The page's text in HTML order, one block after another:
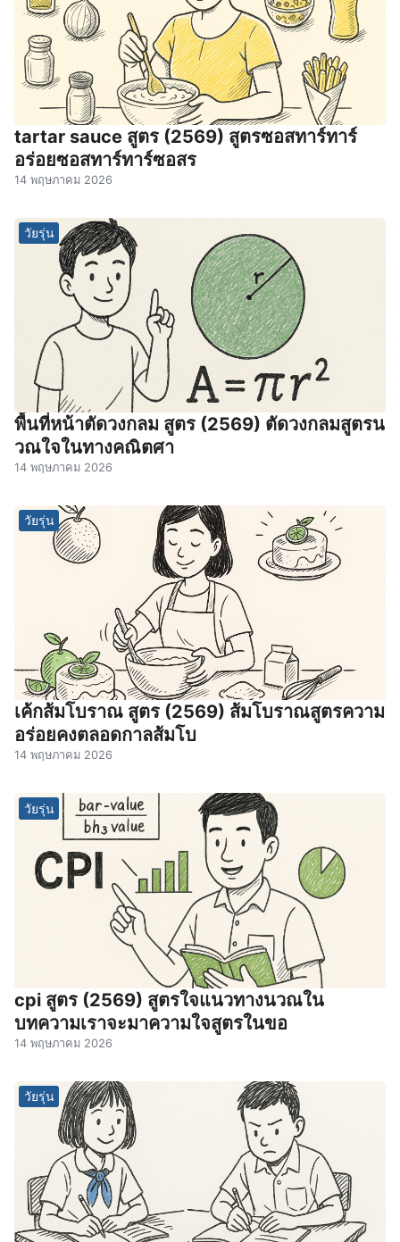
tartar sauce สูตร (2569) สูตรซอสทาร์ทาร์
อร่อยซอสทาร์ทาร์ซอสร
14 พฤษภาคม 2026
วัยรุ่น
พื้นที่หน้าตัดวงกลม สูตร (2569) ตัดวงกลมสูตรน
วณใจในทางคณิตศา
14 พฤษภาคม 2026
วัยรุ่น
เค้กส้มโบราณ สูตร (2569) ส้มโบราณสูตรความ
อร่อยคงตลอดกาลส้มโบ
14 พฤษภาคม 2026
วัยรุ่น
cpi สูตร (2569) สูตรใจแนวทางนวณใน
บทความเราจะมาความใจสูตรในขอ
14 พฤษภาคม 2026
วัยรุ่น